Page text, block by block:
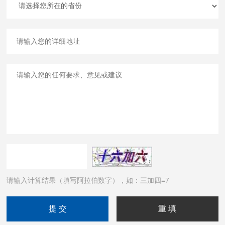
请输入计算结果（填写阿拉伯数字），如：三加四=7